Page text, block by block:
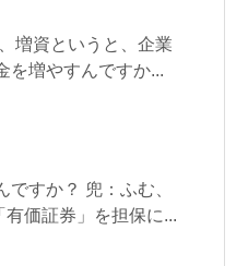
資というと、企業
を増やすんですか...
すか？ 兜：ふむ、
価証券」を担保に...